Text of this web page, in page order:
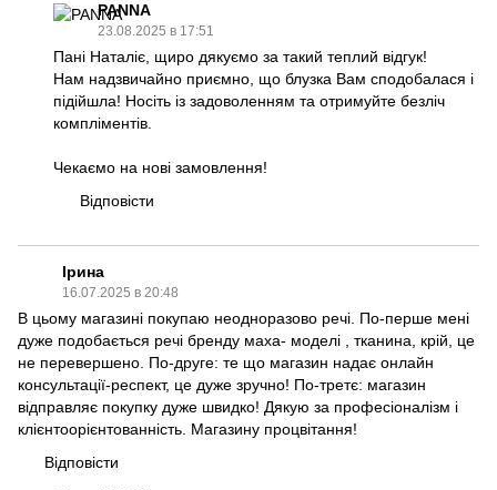
PANNA
23.08.2025 в 17:51
Пані Наталіє, щиро дякуємо за такий теплий відгук!
Нам надзвичайно приємно, що блузка Вам сподобалася і
підійшла! Носіть із задоволенням та отримуйте безліч
компліментів.
Чекаємо на нові замовлення!
Відповісти
Ірина
16.07.2025 в 20:48
В цьому магазині покупаю неодноразово речі. По-перше мені
дуже подобається речі бренду маха- моделі , тканина, крій, це
не перевершено. По-друге: те що магазин надає онлайн
консультації-респект, це дуже зручно! По-третє: магазин
відправляє покупку дуже швидко! Дякую за професіоналізм і
клієнтоорієнтованність. Магазину процвітання!
Відповісти